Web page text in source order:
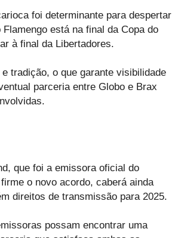
foi determinante para despertar
está na final da Copa do
à final da Libertadores.
tradição, o que garante visibilidade
parceria entre Globo e Brax
que foi a emissora oficial do
o novo acordo, caberá ainda
direitos de transmissão para 2025.
possam encontrar uma